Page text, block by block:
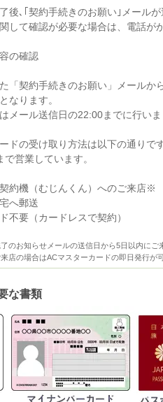
後､｢契約手続きのお願い｣メール
して確認が必要な場合は、電話が
の確認
「契約手続きのお願い」メールか
なります。
メール送信日の22:00までに行いま
ドの受け取り方法は以下の通りで
で営業しています。
契約機（むじんくん）へのご来店※
へ郵送
不要（カードレスで契約）
のお知らせメールの送信日から5日以内にご
店の場合はACマスターカードの即日発行が
な書類